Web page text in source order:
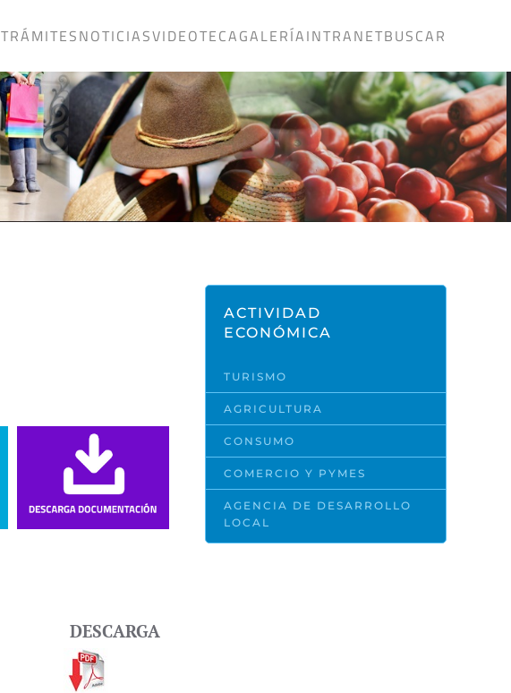
TRÁMITESNOTICIASVIDEOTECAGALERÍAINTRANETBUSCAR
DESCARGA
ACTIVIDAD
ECONÓMICA
TURISMO
AGRICULTURA
CONSUMO
COMERCIO Y PYMES
AGENCIA DE DESARROLLO
LOCAL